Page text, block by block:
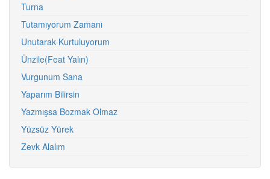
Turna
Tutamıyorum Zamanı
Unutarak Kurtuluyorum
Ünzile(Feat Yalın)
Vurgunum Sana
Yaparım Bilirsin
Yazmışsa Bozmak Olmaz
Yüzsüz Yürek
Zevk Alalım